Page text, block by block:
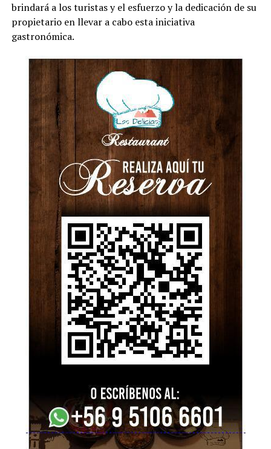
brindará a los turistas y el esfuerzo y la dedicación de su
propietario en llevar a cabo esta iniciativa
gastronómica.